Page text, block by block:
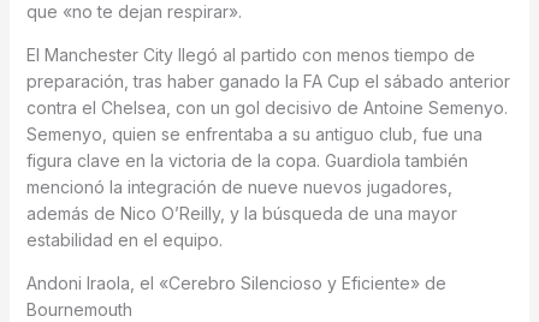
que «no te dejan respirar».
El Manchester City llegó al partido con menos tiempo de
preparación, tras haber ganado la FA Cup el sábado anterior
contra el Chelsea, con un gol decisivo de Antoine Semenyo.
Semenyo, quien se enfrentaba a su antiguo club, fue una
figura clave en la victoria de la copa. Guardiola también
mencionó la integración de nueve nuevos jugadores,
además de Nico O’Reilly, y la búsqueda de una mayor
estabilidad en el equipo.
Andoni Iraola, el «Cerebro Silencioso y Eficiente» de
Bournemouth